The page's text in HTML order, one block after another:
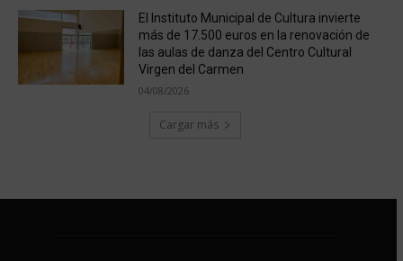
El Instituto Municipal de Cultura invierte
más de 17.500 euros en la renovación de
las aulas de danza del Centro Cultural
Virgen del Carmen
04/08/2026
Cargar más